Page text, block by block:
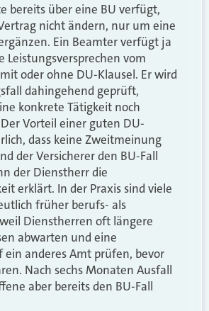
bereits über eine BU verfügt,
nicht ändern, nur um eine
Ein Beamter verfügt ja
Leistungsversprechen vom
oder ohne DU-Klausel. Er wird
dahingehend geprüft,
konkrete Tätigkeit noch
Vorteil einer guten DU-
dass keine Zweitmeinung
der Versicherer den BU-Fall
der Dienstherr die
erklärt. In der Praxis sind viele
früher berufs- als
Dienstherren oft längere
abwarten und eine
ein anderes Amt prüfen, bevor
Nach sechs Monaten Ausfall
aber bereits den BU-Fall